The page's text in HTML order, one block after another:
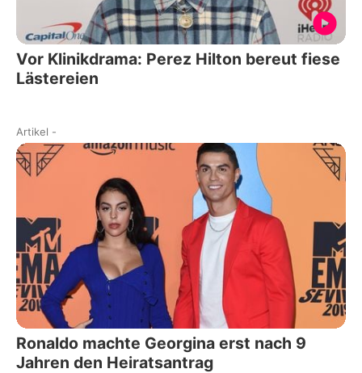
Vor Klinikdrama: Perez Hilton bereut fiese
Lästereien
Artikel -
Ronaldo machte Georgina erst nach 9
Jahren den Heiratsantrag